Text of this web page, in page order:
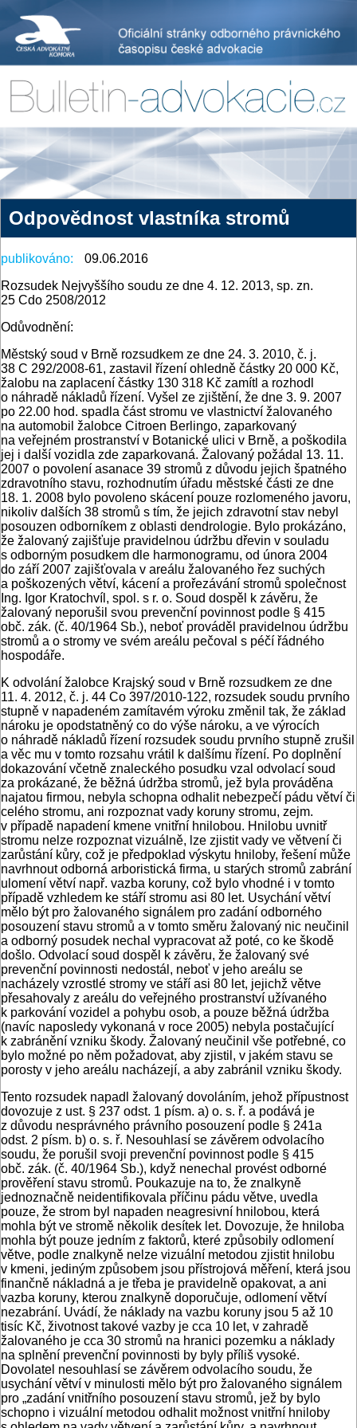
Odpovědnost vlastníka stromů
publikováno:
09.06.2016
Rozsudek Nejvyššího soudu ze dne 4. 12. 2013, sp. zn.
25 Cdo 2508/2012
Odůvodnění:
Městský soud v Brně rozsudkem ze dne 24. 3. 2010, č. j.
38 C 292/2008-61, zastavil řízení ohledně částky 20 000 Kč,
žalobu na zaplacení částky 130 318 Kč zamítl a rozhodl
o náhradě nákladů řízení. Vyšel ze zjištění, že dne 3. 9. 2007
po 22.00 hod. spadla část stromu ve vlastnictví žalovaného
na automobil žalobce Citroen Berlingo, zaparkovaný
na veřejném prostranství v Botanické ulici v Brně, a poškodila
jej i další vozidla zde zaparkovaná. Žalovaný požádal 13. 11.
2007 o povolení asanace 39 stromů z důvodu jejich špatného
zdravotního stavu, rozhodnutím úřadu městské části ze dne
18. 1. 2008 bylo povoleno skácení pouze rozlomeného javoru,
nikoliv dalších 38 stromů s tím, že jejich zdravotní stav nebyl
posouzen odborníkem z oblasti dendrologie. Bylo prokázáno,
že žalovaný zajišťuje pravidelnou údržbu dřevin v souladu
s odborným posudkem dle harmonogramu, od února 2004
do září 2007 zajišťovala v areálu žalovaného řez suchých
a poškozených větví, kácení a prořezávání stromů společnost
Ing. Igor Kratochvíl, spol. s r. o. Soud dospěl k závěru, že
žalovaný neporušil svou prevenční povinnost podle § 415
obč. zák. (č. 40/1964 Sb.), neboť prováděl pravidelnou údržbu
stromů a o stromy ve svém areálu pečoval s péčí řádného
hospodáře.
K odvolání žalobce Krajský soud v Brně rozsudkem ze dne
11. 4. 2012, č. j. 44 Co 397/2010-122, rozsudek soudu prvního
stupně v napadeném zamítavém výroku změnil tak, že základ
nároku je opodstatněný co do výše nároku, a ve výrocích
o náhradě nákladů řízení rozsudek soudu prvního stupně zrušil
a věc mu v tomto rozsahu vrátil k dalšímu řízení. Po doplnění
dokazování včetně znaleckého posudku vzal odvolací soud
za prokázané, že běžná údržba stromů, jež byla prováděna
najatou firmou, nebyla schopna odhalit nebezpečí pádu větví či
celého stromu, ani rozpoznat vady koruny stromu, zejm.
v případě napadení kmene vnitřní hnilobou. Hnilobu uvnitř
stromu nelze rozpoznat vizuálně, lze zjistit vady ve větvení či
zarůstání kůry, což je předpoklad výskytu hniloby, řešení může
navrhnout odborná arboristická firma, u starých stromů zabrání
ulomení větví např. vazba koruny, což bylo vhodné i v tomto
případě vzhledem ke stáří stromu asi 80 let. Usychání větví
mělo být pro žalovaného signálem pro zadání odborného
posouzení stavu stromů a v tomto směru žalovaný nic neučinil
a odborný posudek nechal vypracovat až poté, co ke škodě
došlo. Odvolací soud dospěl k závěru, že žalovaný své
prevenční povinnosti nedostál, neboť v jeho areálu se
nacházely vzrostlé stromy ve stáří asi 80 let, jejichž větve
přesahovaly z areálu do veřejného prostranství užívaného
k parkování vozidel a pohybu osob, a pouze běžná údržba
(navíc naposledy vykonaná v roce 2005) nebyla postačující
k zabránění vzniku škody. Žalovaný neučinil vše potřebné, co
bylo možné po něm požadovat, aby zjistil, v jakém stavu se
porosty v jeho areálu nacházejí, a aby zabránil vzniku škody.
Tento rozsudek napadl žalovaný dovoláním, jehož přípustnost
dovozuje z ust. § 237 odst. 1 písm. a) o. s. ř. a podává je
z důvodu nesprávného právního posouzení podle § 241a
odst. 2 písm. b) o. s. ř. Nesouhlasí se závěrem odvolacího
soudu, že porušil svoji prevenční povinnost podle § 415
obč. zák. (č. 40/1964 Sb.), když nenechal provést odborné
prověření stavu stromů. Poukazuje na to, že znalkyně
jednoznačně neidentifikovala příčinu pádu větve, uvedla
pouze, že strom byl napaden neagresivní hnilobou, která
mohla být ve stromě několik desítek let. Dovozuje, že hniloba
mohla být pouze jedním z faktorů, které způsobily odlomení
větve, podle znalkyně nelze vizuální metodou zjistit hnilobu
v kmeni, jediným způsobem jsou přístrojová měření, která jsou
finančně nákladná a je třeba je pravidelně opakovat, a ani
vazba koruny, kterou znalkyně doporučuje, odlomení větví
nezabrání. Uvádí, že náklady na vazbu koruny jsou 5 až 10
tisíc Kč, životnost takové vazby je cca 10 let, v zahradě
žalovaného je cca 30 stromů na hranici pozemku a náklady
na splnění prevenční povinnosti by byly příliš vysoké.
Dovolatel nesouhlasí se závěrem odvolacího soudu, že
usychání větví v minulosti mělo být pro žalovaného signálem
pro „zadání vnitřního posouzení stavu stromů, jež by bylo
schopno i vizuální metodou odhalit možnost vnitřní hniloby